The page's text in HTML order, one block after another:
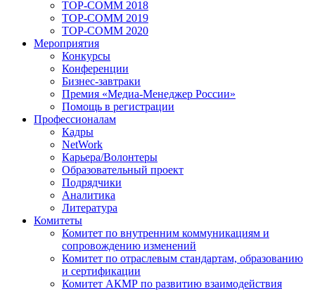
TOP-COMM 2018
TOP-COMM 2019
TOP-COMM 2020
Мероприятия
Конкурсы
Конференции
Бизнес-завтраки
Премия «Медиа-Менеджер России»
Помощь в регистрации
Профессионалам
Кадры
NetWork
Карьера/Волонтеры
Образовательный проект
Подрядчики
Аналитика
Литература
Комитеты
Комитет по внутренним коммуникациям и
сопровождению изменений
Комитет по отраслевым стандартам, образованию
и сертификации
Комитет АКМР по развитию взаимодействия